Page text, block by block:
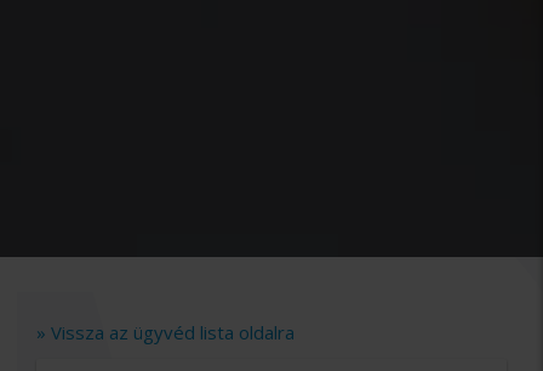
» Vissza az ügyvéd lista oldalra